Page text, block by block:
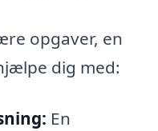
opgaver, en
dig med:
En